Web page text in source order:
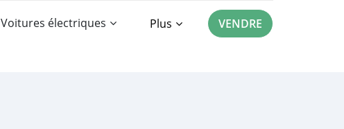
Voitures électriques Plus VENDRE